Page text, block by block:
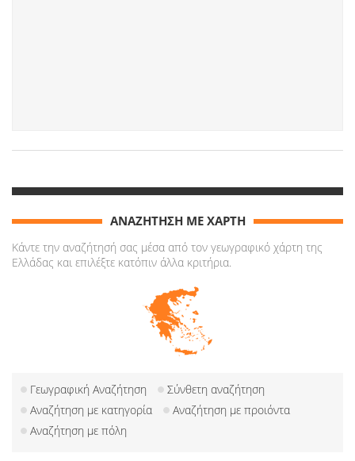
ΑΝΑΖΗΤΗΣΗ ΜΕ ΧΑΡΤΗ
Κάντε την αναζήτησή σας μέσα από τον γεωγραφικό χάρτη της
Ελλάδας και επιλέξτε κατόπιν άλλα κριτήρια.
Γεωγραφική Αναζήτηση
Σύνθετη αναζήτηση
Αναζήτηση με κατηγορία
Αναζήτηση με προιόντα
Αναζήτηση με πόλη